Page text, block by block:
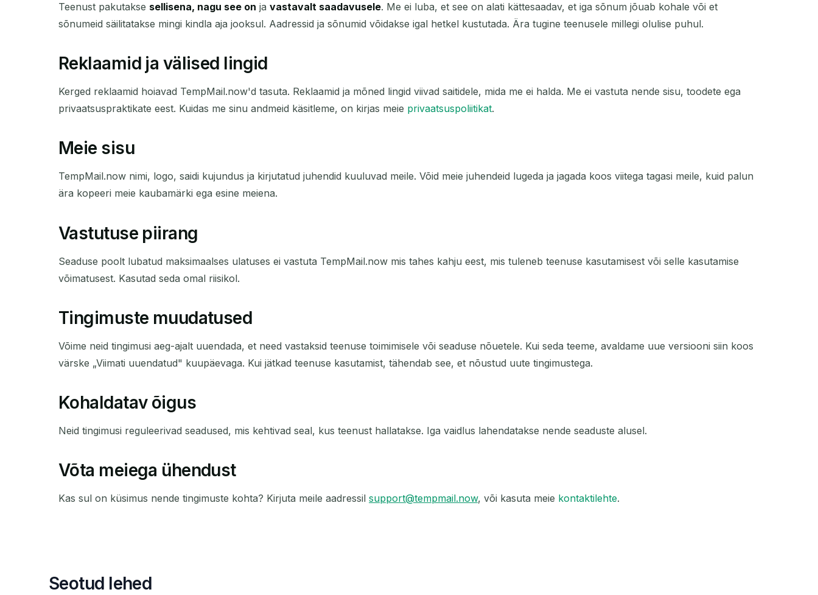
Teenust pakutakse sellisena, nagu see on ja vastavalt saadavusele. Me ei luba, et see on alati kättesaadav, et iga sõnum jõuab kohale või et
sõnumeid säilitatakse mingi kindla aja jooksul. Aadressid ja sõnumid võidakse igal hetkel kustutada. Ära tugine teenusele millegi olulise puhul.
Reklaamid ja välised lingid
Kerged reklaamid hoiavad TempMail.now'd tasuta. Reklaamid ja mõned lingid viivad saitidele, mida me ei halda. Me ei vastuta nende sisu, toodete ega
privaatsuspraktikate eest. Kuidas me sinu andmeid käsitleme, on kirjas meie privaatsuspoliitikat.
Meie sisu
TempMail.now nimi, logo, saidi kujundus ja kirjutatud juhendid kuuluvad meile. Võid meie juhendeid lugeda ja jagada koos viitega tagasi meile, kuid palun
ära kopeeri meie kaubamärki ega esine meiena.
Vastutuse piirang
Seaduse poolt lubatud maksimaalses ulatuses ei vastuta TempMail.now mis tahes kahju eest, mis tuleneb teenuse kasutamisest või selle kasutamise
võimatusest. Kasutad seda omal riisikol.
Tingimuste muudatused
Võime neid tingimusi aeg-ajalt uuendada, et need vastaksid teenuse toimimisele või seaduse nõuetele. Kui seda teeme, avaldame uue versiooni siin koos
värske „Viimati uuendatud" kuupäevaga. Kui jätkad teenuse kasutamist, tähendab see, et nõustud uute tingimustega.
Kohaldatav õigus
Neid tingimusi reguleerivad seadused, mis kehtivad seal, kus teenust hallatakse. Iga vaidlus lahendatakse nende seaduste alusel.
Võta meiega ühendust
Kas sul on küsimus nende tingimuste kohta? Kirjuta meile aadressil support@tempmail.now, või kasuta meie kontaktilehte.
Seotud lehed